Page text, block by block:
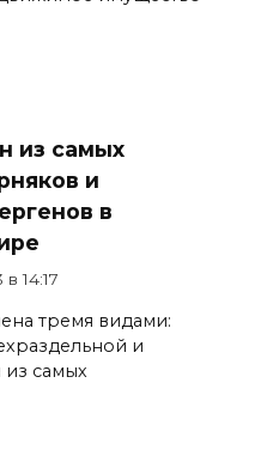
из самых
и
в
14:17
тремя видами:
и
самых